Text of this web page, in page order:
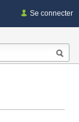
Se connecter